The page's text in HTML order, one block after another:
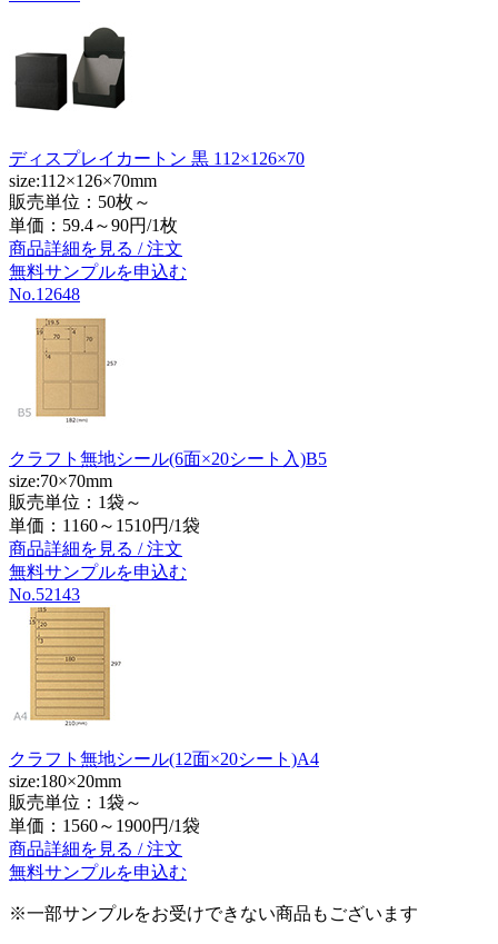
ディスプレイカートン 黒 112×126×70
size:112×126×70mm
販売単位：50枚～
単価： 59.4～90円/1枚
商品詳細を見る / 注文
無料サンプルを申込む
No.12648
クラフト無地シール(6面×20シート入)B5
size:70×70mm
販売単位：1袋～
単価： 1160～1510円/1袋
商品詳細を見る / 注文
無料サンプルを申込む
No.52143
クラフト無地シール(12面×20シート)A4
size:180×20mm
販売単位：1袋～
単価： 1560～1900円/1袋
商品詳細を見る / 注文
無料サンプルを申込む
※一部サンプルをお受けできない商品もございます